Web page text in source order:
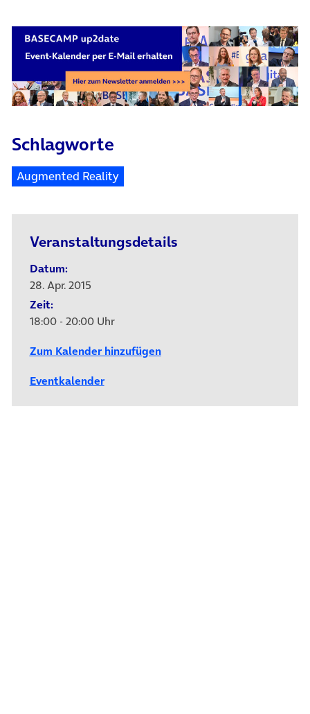
Schlagworte
Augmented Reality
Veranstaltungsdetails
Datum:
28. Apr. 2015
Zeit:
18:00 - 20:00 Uhr
Zum Kalender hinzufügen
Eventkalender